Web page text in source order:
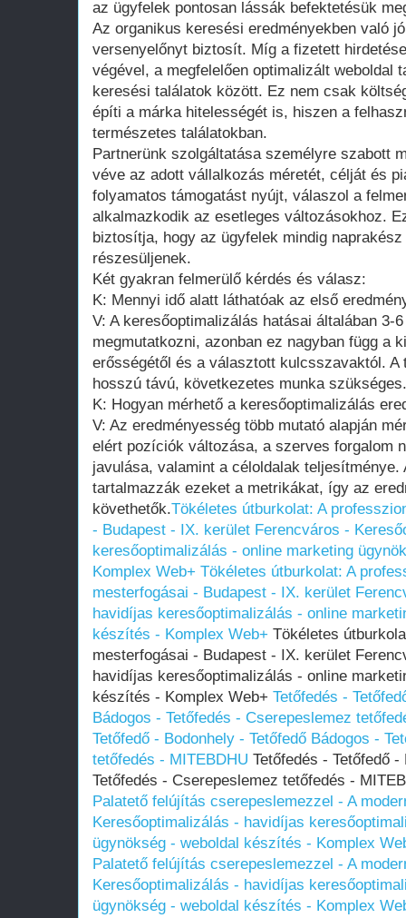
az ügyfelek pontosan lássák befektetésük
Az organikus keresési eredményekben való
versenyelőnyt biztosít. Míg a fizetett
végével, a megfelelően optimalizált weboldal
keresési találatok között. Ez nem csak
építi a márka hitelességét is, hiszen a
természetes találatokban.
Partnerünk szolgáltatása személyre szabott
véve az adott vállalkozás méretét, célját és
folyamatos támogatást nyújt, válaszol a
alkalmazkodik az esetleges változásokhoz.
biztosítja, hogy az ügyfelek mindig
részesüljenek.
Két gyakran felmerülő kérdés és válasz:
K: Mennyi idő alatt láthatóak az első
V: A keresőoptimalizálás hatásai általában 3-
megmutatkozni, azonban ez nagyban függ a
erősségétől és a választott kulcsszavaktól. A
hosszú távú, következetes munka szükséges.
K: Hogyan mérhető a keresőoptimalizálás
V: Az eredményesség több mutató alapján
elért pozíciók változása, a szerves forgalom
javulása, valamint a céloldalak
tartalmazzák ezeket a metrikákat, így az
követhetők.Tökéletes útburkolat: A
- Budapest - IX. kerület Ferencváros -
keresőoptimalizálás - online marketing
Komplex Web+ Tökéletes útburkolat: A
mesterfogásai - Budapest - IX. kerület
havidíjas keresőoptimalizálás - online
készítés - Komplex Web+ Tökéletes
mesterfogásai - Budapest - IX. kerület
havidíjas keresőoptimalizálás - online
készítés - Komplex Web+ Tetőfedés -
Bádogos - Tetőfedés - Cserepeslemez
Tetőfedő - Bodonhely - Tetőfedő Bádogos -
tetőfedés - MITEBDHU Tetőfedés - Tetőfedő
Tetőfedés - Cserepeslemez tetőfedés -
Palatető felújítás cserepeslemezzel - A
Keresőoptimalizálás - havidíjas
ügynökség - weboldal készítés - Komplex
Palatető felújítás cserepeslemezzel - A
Keresőoptimalizálás - havidíjas
ügynökség - weboldal készítés - Komplex